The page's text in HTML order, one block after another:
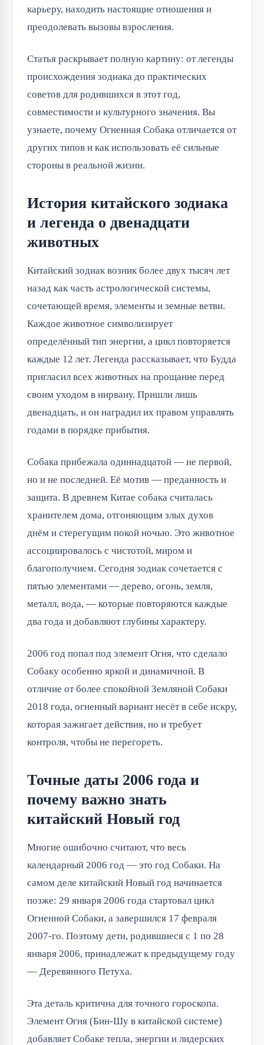
карьеру, находить настоящие отношения и
преодолевать вызовы взросления.
Статья раскрывает полную картину: от легенды
происхождения зодиака до практических
советов для родившихся в этот год,
совместимости и культурного значения. Вы
узнаете, почему Огненная Собака отличается от
других типов и как использовать её сильные
стороны в реальной жизни.
История китайского зодиака
и легенда о двенадцати
животных
Китайский зодиак возник более двух тысяч лет
назад как часть астрологической системы,
сочетающей время, элементы и земные ветви.
Каждое животное символизирует
определённый тип энергии, а цикл повторяется
каждые 12 лет. Легенда рассказывает, что Будда
пригласил всех животных на прощание перед
своим уходом в нирвану. Пришли лишь
двенадцать, и он наградил их правом управлять
годами в порядке прибытия.
Собака прибежала одиннадцатой — не первой,
но и не последней. Её мотив — преданность и
защита. В древнем Китае собака считалась
хранителем дома, отгоняющим злых духов
днём и стерегущим покой ночью. Это животное
ассоциировалось с чистотой, миром и
благополучием. Сегодня зодиак сочетается с
пятью элементами — дерево, огонь, земля,
металл, вода, — которые повторяются каждые
два года и добавляют глубины характеру.
2006 год попал под элемент Огня, что сделало
Собаку особенно яркой и динамичной. В
отличие от более спокойной Земляной Собаки
2018 года, огненный вариант несёт в себе искру,
которая зажигает действия, но и требует
контроля, чтобы не перегореть.
Точные даты 2006 года и
почему важно знать
китайский Новый год
Многие ошибочно считают, что весь
календарный 2006 год — это год Собаки. На
самом деле китайский Новый год начинается
позже: 29 января 2006 года стартовал цикл
Огненной Собаки, а завершился 17 февраля
2007-го. Поэтому дети, родившиеся с 1 по 28
января 2006, принадлежат к предыдущему году
— Деревянного Петуха.
Эта деталь критична для точного гороскопа.
Элемент Огня (Бин-Шу в китайской системе)
добавляет Собаке тепла, энергии и лидерских